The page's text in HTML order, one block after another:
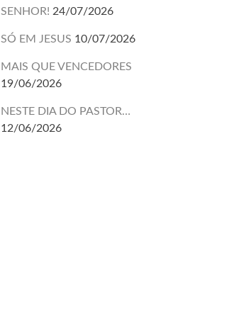
SENHOR! 24/07/2026
SÓ EM JESUS 10/07/2026
MAIS QUE VENCEDORES
19/06/2026
NESTE DIA DO PASTOR…
12/06/2026